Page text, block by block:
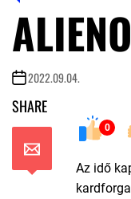
2022.09.04.
SHARE
0
Az idő